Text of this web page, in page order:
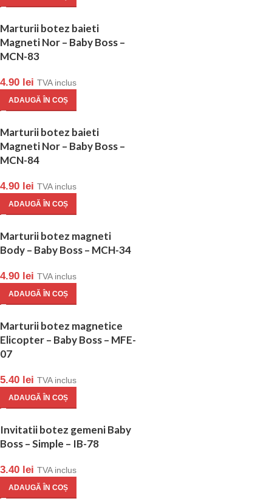
Marturii botez baieti
Magneti Nor – Baby Boss –
MCN-83
4.90 lei TVA inclus
ADAUGĂ ÎN COȘ
Marturii botez baieti
Magneti Nor – Baby Boss –
MCN-84
4.90 lei TVA inclus
ADAUGĂ ÎN COȘ
Marturii botez magneti
Body – Baby Boss – MCH-34
4.90 lei TVA inclus
ADAUGĂ ÎN COȘ
Marturii botez magnetice
Elicopter – Baby Boss – MFE-
07
5.40 lei TVA inclus
ADAUGĂ ÎN COȘ
Invitatii botez gemeni Baby
Boss – Simple – IB-78
3.40 lei TVA inclus
ADAUGĂ ÎN COȘ